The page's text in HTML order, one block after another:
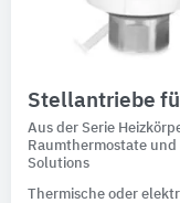
Stellantriebe
Aus der Serie
Raumthermostate
Solutions
Thermische oder